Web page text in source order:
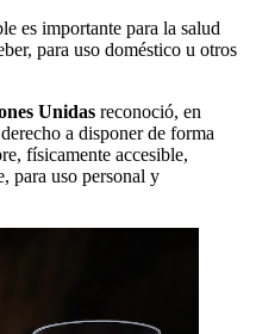
es importante para la salud
para uso doméstico u otros
Unidas reconoció, en
a disponer de forma
físicamente accesible,
para uso personal y